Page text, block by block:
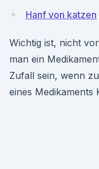
Hanf von katzen
Wichtig ist, nicht
man ein
Zufall sein, wenn
eines Medikaments